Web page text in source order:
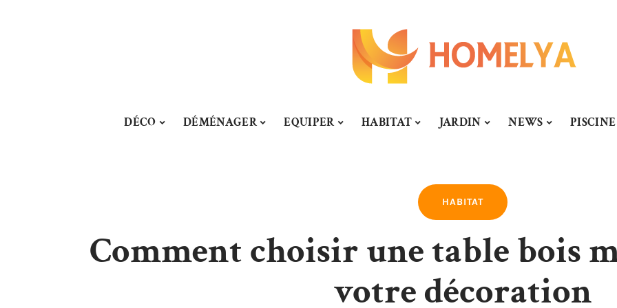
DÉCO DÉMÉNAGER EQUIPER HABITAT JARDIN NEWS PISCINE
HABITAT
Comment choisir une table bois
votre décoration